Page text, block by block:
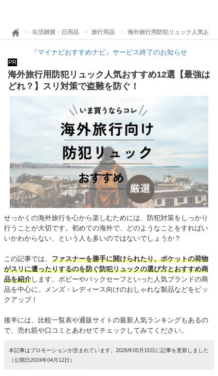
生活雑貨・日用品 旅行用品 海外旅行用防犯リュック人気お
『マイナビおすすめナビ』サービス終了のお知らせ
PR
海外旅行用防犯リュック人気おすすめ12選【最強は
どれ？】スリ対策で盗難を防ぐ！
せっかくの海外旅行を心から楽しむためには、防犯対策をしっかり
行うことが大切です。初めての海外で、どのようなことをすればい
いかわからない、という人も多いのではないでしょうか？
この記事では、 ファスナーを勝手に開けられたり、ポケットの荷物
がスリに遭ったりするのを防ぐ防犯リュックの選び方とおすすめ商
品を紹介します。ボビーやパックセーフといった人気ブランドの商
品を中心に、メンズ・レディース向けのおしゃれな製品などをピッ
クアップ！
後半には、比較一覧表や通販サイトの最新人気ランキングもあるの
で、売れ筋や口コミとあわせてチェックしてみてください。
本記事はプロモーションが含まれています。2026年05月15日に記事を更新しました
（公開日2024年04月12日）